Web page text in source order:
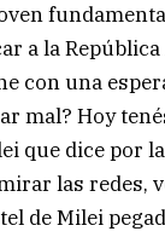
a la
con una
mal? Hoy
que dice por
las redes,
de Milei